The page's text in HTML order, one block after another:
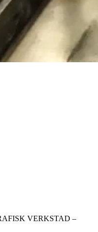
VERKSTAD –